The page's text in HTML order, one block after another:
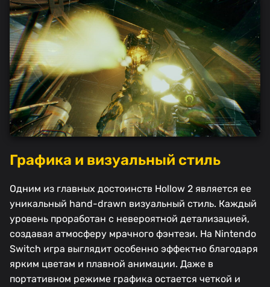
Графика и визуальный стиль
Одним из главных достоинств Hollow 2 является ее
уникальный hand-drawn визуальный стиль. Каждый
уровень проработан с невероятной детализацией,
создавая атмосферу мрачного фэнтези. На Nintendo
Switch игра выглядит особенно эффектно благодаря
ярким цветам и плавной анимации. Даже в
портативном режиме графика остается четкой и